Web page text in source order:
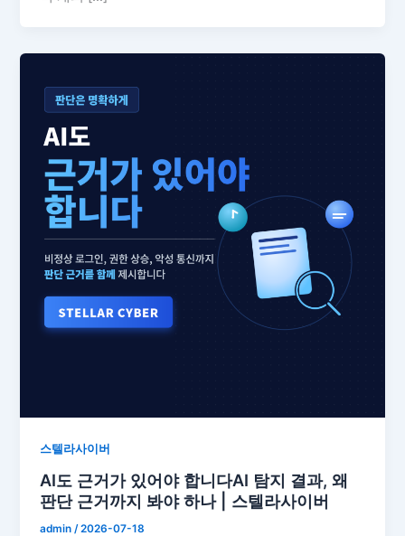
스텔라사이버
AI도 근거가 있어야 합니다AI 탐지 결과, 왜
판단 근거까지 봐야 하나 | 스텔라사이버
admin/2026-07-18